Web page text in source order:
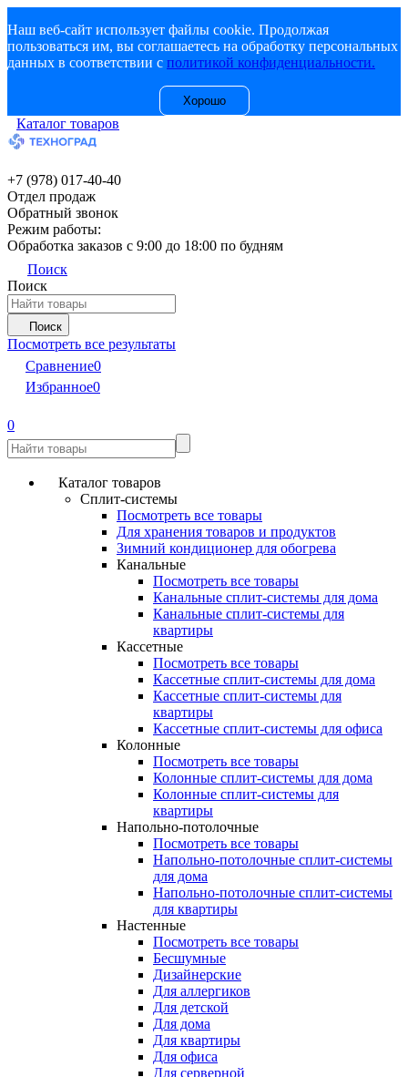
Наш веб-сайт использует файлы cookie. Продолжая
пользоваться им, вы соглашаетесь на обработку персональных
данных в соответствии с политикой конфиденциальности.
Хорошо
Каталог товаров
+7 (978) 017-40-40
Отдел продаж
Обратный звонок
Режим работы:
Обработка заказов с 9:00 до 18:00 по будням
Поиск
Поиск
Поиск
Посмотреть все результаты
Сравнение0
Избранное0
0
Каталог товаров
Сплит-системы
Посмотреть все товары
Для хранения товаров и продуктов
Зимний кондиционер для обогрева
Канальные
Посмотреть все товары
Канальные сплит-системы для дома
Канальные сплит-системы для
квартиры
Кассетные
Посмотреть все товары
Кассетные сплит-системы для дома
Кассетные сплит-системы для
квартиры
Кассетные сплит-системы для офиса
Колонные
Посмотреть все товары
Колонные сплит-системы для дома
Колонные сплит-системы для
квартиры
Напольно-потолочные
Посмотреть все товары
Напольно-потолочные сплит-системы
для дома
Напольно-потолочные сплит-системы
для квартиры
Настенные
Посмотреть все товары
Бесшумные
Дизайнерские
Для аллергиков
Для детской
Для дома
Для квартиры
Для офиса
Для серверной